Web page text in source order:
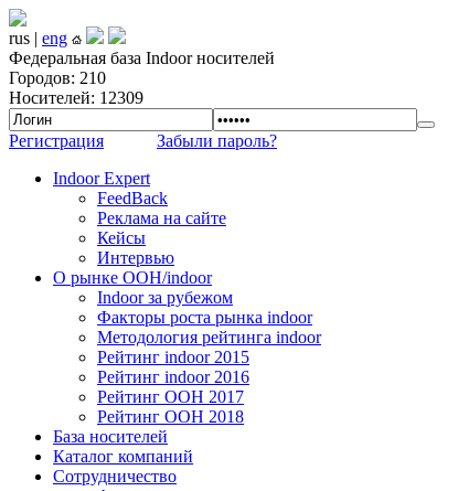
rus | eng
Федеральная база Indoor носителей
Городов: 210
Носителей: 12309
Регистрация
Забыли пароль?
Indoor Expert
FeedBack
Реклама на сайте
Кейсы
Интервью
О рынке OOH/indoor
Indoor за рубежом
Факторы роста рынка indoor
Методология рейтинга indoor
Рейтинг indoor 2015
Рейтинг indoor 2016
Рейтинг OOH 2017
Рейтинг OOH 2018
База носителей
Каталог компаний
Сотрудничество